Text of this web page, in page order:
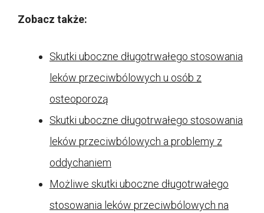
Zobacz także:
Skutki uboczne długotrwałego stosowania
leków przeciwbólowych u osób z
osteoporozą
Skutki uboczne długotrwałego stosowania
leków przeciwbólowych a problemy z
oddychaniem
Możliwe skutki uboczne długotrwałego
stosowania leków przeciwbólowych na